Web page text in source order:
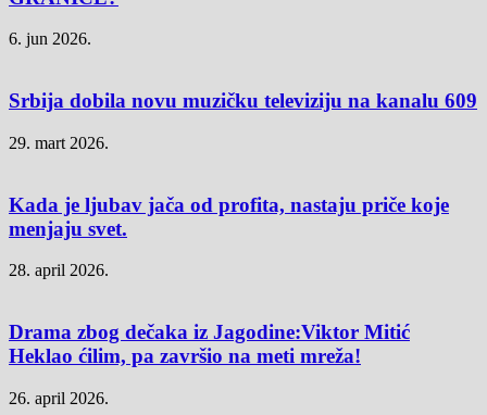
6. jun 2026.
Srbija dobila novu muzičku televiziju na kanalu 609
29. mart 2026.
Kada je ljubav jača od profita, nastaju priče koje
menjaju svet.
28. april 2026.
Drama zbog dečaka iz Jagodine:Viktor Mitić
Heklao ćilim, pa završio na meti mreža!
26. april 2026.